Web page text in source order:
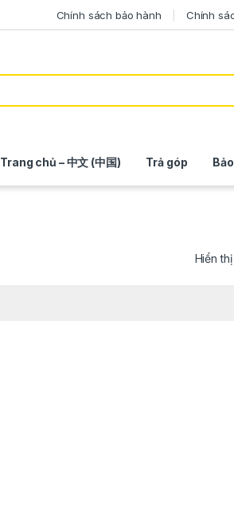
Chính sách bảo hành Chính
Trang chủ – 中文 (中国) Trả góp
Hiển